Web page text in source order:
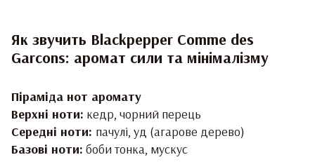
Як звучить Blackpepper Comme des
Garcons: аромат сили та мінімалізму
Піраміда нот аромату
Верхні ноти: кедр, чорний перець
Середні ноти: пачулі, уд (агарове дерево)
Базові ноти: боби тонка, мускус